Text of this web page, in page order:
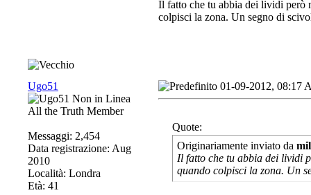
Il fatto che tu abbia dei lividi però
colpisci la zona. Un segno di
Ugo51
All the Truth Member
Messaggi: 2,454
Data registrazione: Aug
2010
Località: Londra
Età: 41
01-09-2012, 08:17
Quote:
Originariamente inviato da
Il fatto che tu abbia dei lividi
quando colpisci la zona. Un